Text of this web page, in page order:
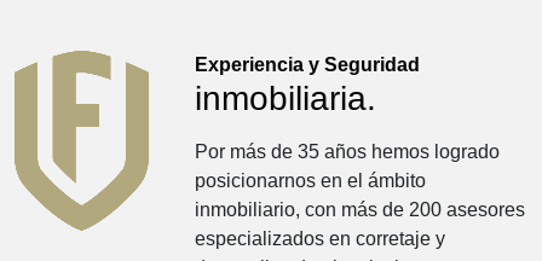
Experiencia y Seguridad
inmobiliaria.
Por más de 35 años hemos logrado
posicionarnos en el ámbito
inmobiliario, con más de 200 asesores
especializados en corretaje y